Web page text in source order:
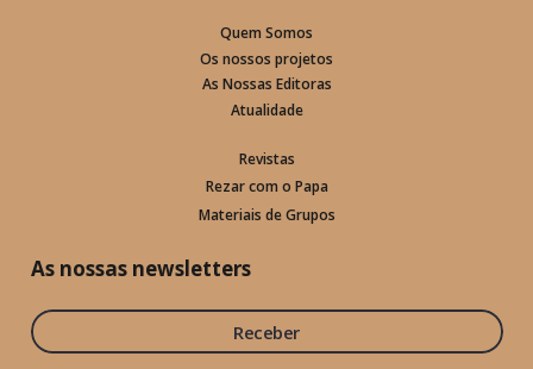
Quem Somos
Os nossos projetos
As Nossas Editoras
Atualidade
Revistas
Rezar com o Papa
Materiais de Grupos
As nossas newsletters
Receber